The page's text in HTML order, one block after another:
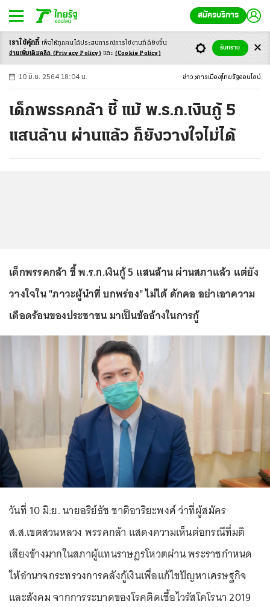
สมัครบริการ
-ก ก ก+
10 มิ.ย. 2564 18:04 น. ข่าว การเมือง ไทยรัฐออนไลน์
เด็กพรรคกล้า ชี้ แม้ พ.ร.ก.เงินกู้ 5
แสนล้าน ผ่านแล้ว ก็ยังวางใจไม่ได้
เด็กพรรคกล้า ชี้ พ.ร.ก.เงินกู้ 5 แสนล้าน ผ่านสภาแล้ว แต่ยัง
วางใจใน "ภาวะผู้นำที่ บกพร่อง" ไม่ได้ ดักคอ อย่าเอาความ
เดือดร้อนของประชาชน มาเป็นข้ออ้างในการกู้
วันที่ 10 มิ.ย. นายอริย์ธัช ชาติอาริยะพงศ์ ว่าที่ผู้สมัคร
ส.ส.เขตสวนหลวง พรรคกล้า แสดงความเห็นต่อกรณีที่มติ
เสียงข้างมากในสภาผู้แทนราษฎรโหวตผ่าน พระราชกำหนด
ให้อำนาจกระทรวงการคลังกู้เงินเพื่อแก้ไขปัญหาเศรษฐกิจ
และสังคม จากการระบาดของโรคติดเชื้อไวรัสโคโรนา 2019
เราใช้คุ้กกี้ เพื่อให้ทุกคนได้ประสบการณ์การใช้งานที่ดียิ่งขึ้น
อ่านเพิ่มเติมคลิก (Privacy Policy) และ (Cookie Policy)
รับทราบ